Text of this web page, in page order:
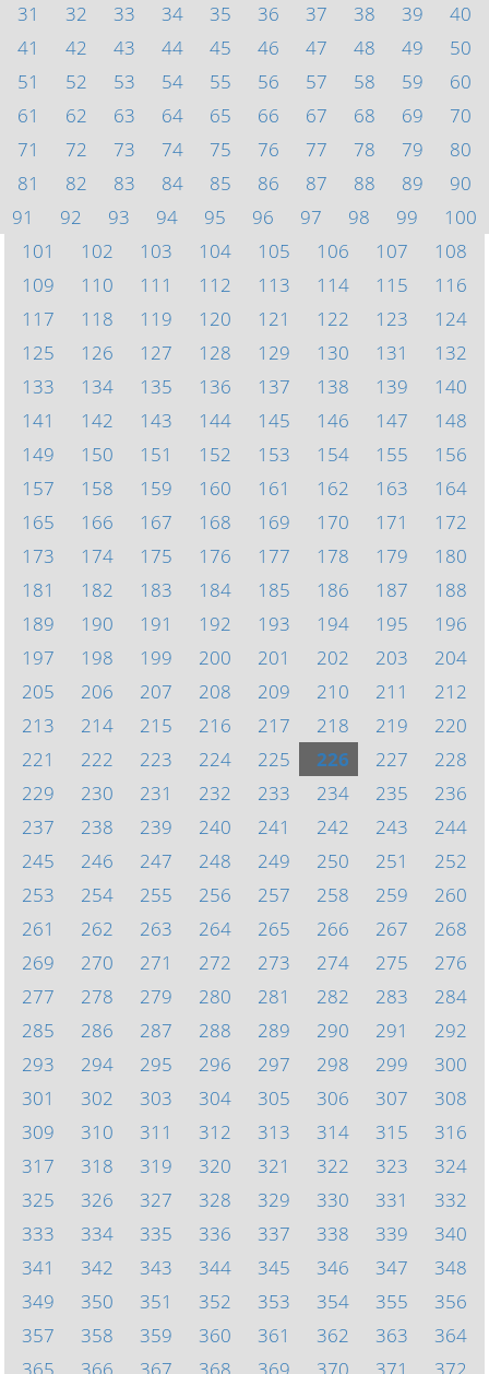
31
32 33 34 35 36 37 38 39
40
41
42 43 44 45 46 47 48 49
50
51
52 53 54 55 56 57 58 59
60
61
62 63 64 65 66 67 68 69
70
71
72 73 74 75 76 77 78 79
80
81
82 83 84 85 86 87 88 89
90
91
92 93 94 95 96 97 98 99
100
101
102 103 104 105 106 107
108
109
110 111 112 113 114 115
116
117
118 119 120 121 122 123
124
125
126 127 128 129 130 131
132
133
134 135 136 137 138 139
140
141
142 143 144 145 146 147
148
149
150 151 152 153 154 155
156
157
158 159 160 161 162 163
164
165
166 167 168 169 170 171
172
173
174 175 176 177 178 179
180
181
182 183 184 185 186 187
188
189
190 191 192 193 194 195
196
197
198 199 200 201 202 203
204
205
206 207 208 209 210 211
212
213
214 215 216 217 218 219
220
221
222 223 224 225 226 227
228
229
230 231 232 233 234 235
236
237
238 239 240 241 242 243
244
245
246 247 248 249 250 251
252
253
254 255 256 257 258 259
260
261
262 263 264 265 266 267
268
269
270 271 272 273 274 275
276
277
278 279 280 281 282 283
284
285
286 287 288 289 290 291
292
293
294 295 296 297 298 299
300
301
302 303 304 305 306 307
308
309
310 311 312 313 314 315
316
317
318 319 320 321 322 323
324
325
326 327 328 329 330 331
332
333
334 335 336 337 338 339
340
341
342 343 344 345 346 347
348
349
350 351 352 353 354 355
356
357
358 359 360 361 362 363
364